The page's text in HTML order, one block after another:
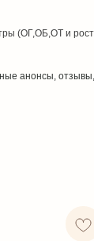
(ОГ,ОБ,ОТ и
анонсы,